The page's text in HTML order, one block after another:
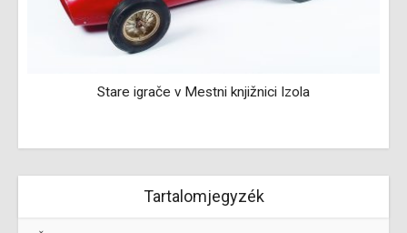
Stare igrače v Mestni knjižnici Izola
Tartalomjegyzék